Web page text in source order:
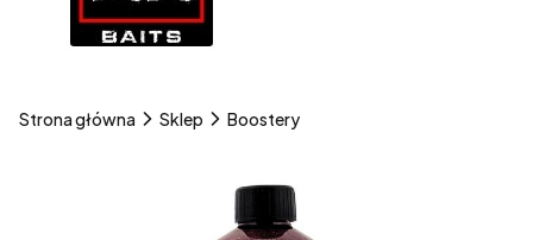
Strona główna Sklep Boostery